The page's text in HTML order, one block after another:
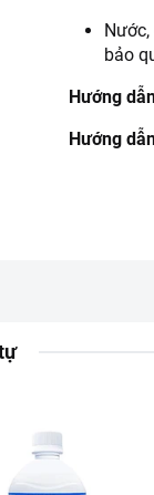
bảo
Hướng
Hướng
nên dùng